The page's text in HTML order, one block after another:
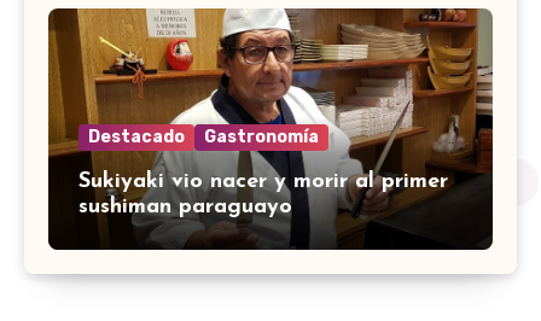
Destacado Gastronomía
Sukiyaki vio nacer y morir al primer
sushiman paraguayo